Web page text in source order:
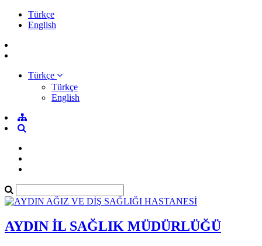
Türkçe
English
Türkçe
Türkçe
English
AYDIN İL SAĞLIK MÜDÜRLÜĞÜ